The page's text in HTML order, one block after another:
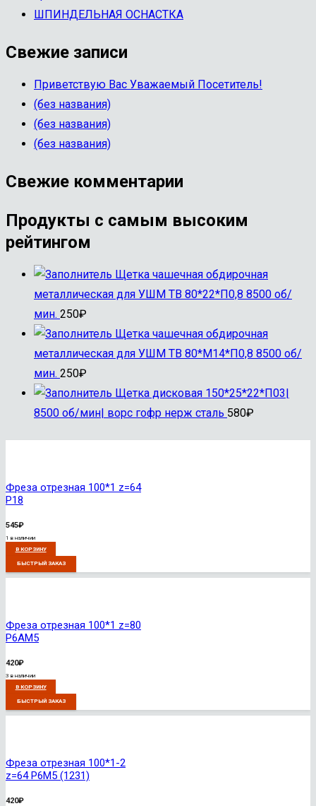
ШПИНДЕЛЬНАЯ ОСНАСТКА
Свежие записи
Приветствую Вас Уважаемый Посетитель!
(без названия)
(без названия)
(без названия)
Свежие комментарии
Продукты с самым высоким
рейтингом
Щетка чашечная обдирочная
металлическая для УШМ ТВ 80*22*П0,8 8500 об/
мин. 250₽
Щетка чашечная обдирочная
металлическая для УШМ ТВ 80*М14*П0,8 8500 об/
мин. 250₽
Щетка дисковая 150*25*22*П03|
8500 об/мин| ворс гофр нерж сталь 580₽
Фреза отрезная 100*1 z=64
Р18
545₽
1 в наличии
В КОРЗИНУ
БЫСТРЫЙ ЗАКАЗ
Фреза отрезная 100*1 z=80
Р6АМ5
420₽
3 в наличии
В КОРЗИНУ
БЫСТРЫЙ ЗАКАЗ
Фреза отрезная 100*1-2
z=64 Р6М5 (1231)
420₽